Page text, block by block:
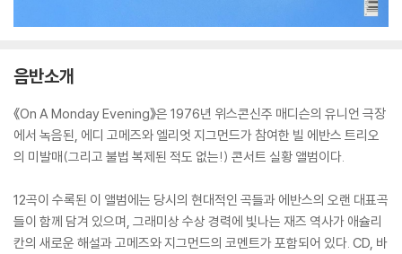
음반소개
《On A Monday Evening》은 1976년 위스콘신주 매디슨의 유니언 극장
에서 녹음된, 에디 고메즈와 엘리엇 지그먼드가 참여한 빌 에반스 트리오
의 미발매(그리고 불법 복제된 적도 없는!) 콘서트 실황 앨범이다.
12곡이 수록된 이 앨범에는 당시의 현대적인 곡들과 에반스의 오랜 대표곡
들이 함께 담겨 있으며, 그래미상 수상 경력에 빛나는 재즈 역사가 애슐리
칸의 새로운 해설과 고메즈와 지그먼드의 코멘트가 포함되어 있다. CD, 바